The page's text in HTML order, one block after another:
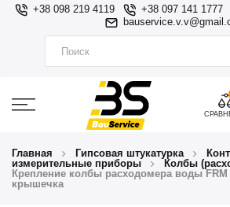
+38 098 219 4119 +38 097 141 1777
Главная Гипсовая штукатурка
измерительные приборы
Колбы
Крепление колбы расходомера воды FRM
крышечка